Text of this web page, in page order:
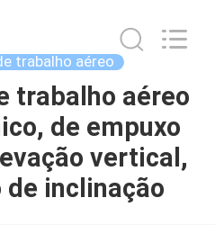
trabalho aéreo
trabalho aéreo
de empuxo
vertical,
inclinação